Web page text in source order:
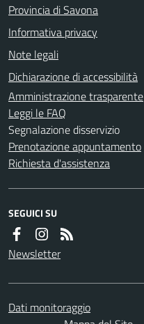
Provincia di Savona
Informativa privacy
Note legali
Dichiarazione di accessibilità
Amministrazione trasparente
Leggi le FAQ
Segnalazione disservizio
Prenotazione appuntamento
Richiesta d'assistenza
SEGUICI SU
Newsletter
Dati monitoraggio